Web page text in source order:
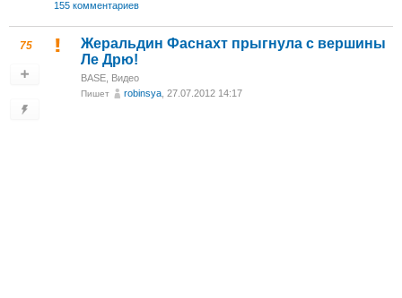
155 комментариев
75
Жеральдин Фаснахт прыгнула с вершины
Ле Дрю!
BASE Видео
Пишет robinsya , 27.07.2012 14:17